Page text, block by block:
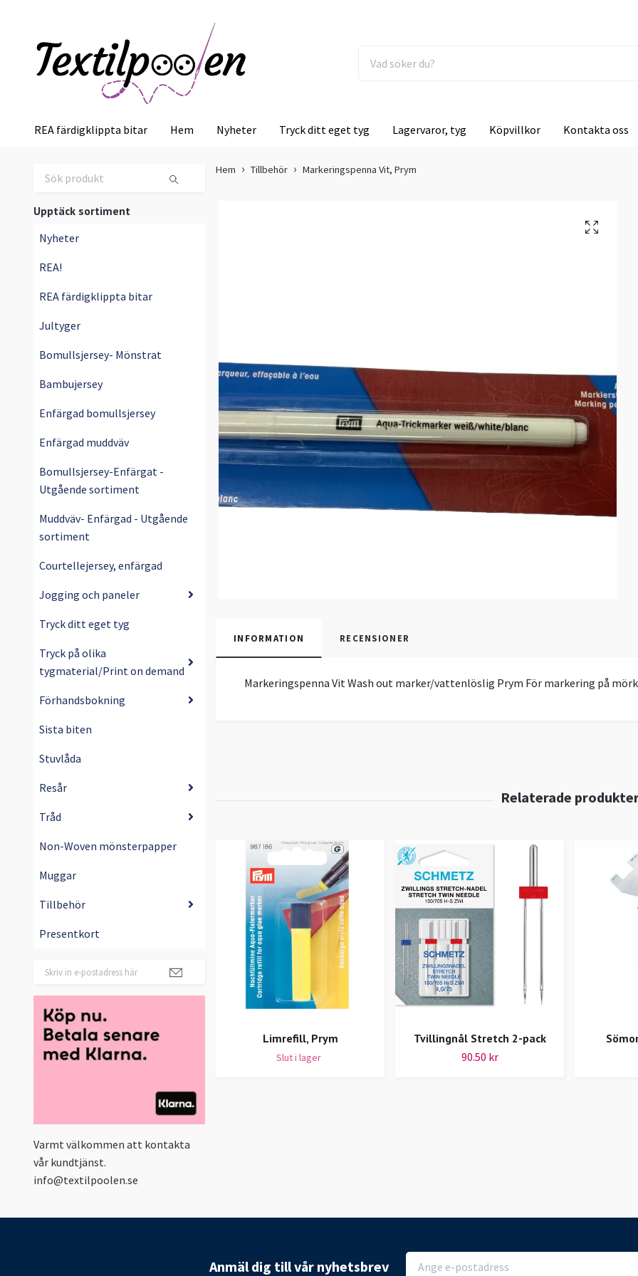
REA färdigklippta bitar Hem Nyheter Tryck ditt eget tyg Lagervaror, tyg Köpvillkor Kontakta oss
Upptäck sortiment
Nyheter
REA!
REA färdigklippta bitar
Jultyger
Bomullsjersey- Mönstrat
Bambujersey
Enfärgad bomullsjersey
Enfärgad muddväv
Bomullsjersey-Enfärgat -
Utgående sortiment
Muddväv- Enfärgad - Utgående
sortiment
Courtellejersey, enfärgad
Jogging och paneler
Tryck ditt eget tyg
Tryck på olika
tygmaterial/Print on demand
Förhandsbokning
Sista biten
Stuvlåda
Resår
Tråd
Non-Woven mönsterpapper
Muggar
Tillbehör
Presentkort
Varmt välkommen att kontakta
vår kundtjänst.
info@textilpoolen.se
Hem Tillbehör Markeringspenna Vit, Prym
INFORMATION RECENSIONER
Markeringspenna Vit Wash out marker/vattenlöslig Prym För markering på
Limrefill, Prym
Slut i lager
Tvillingnål Stretch 2-pack
90.50 kr
Anmäl dig till vår nyhetsbrev